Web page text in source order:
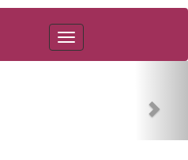
PAOT